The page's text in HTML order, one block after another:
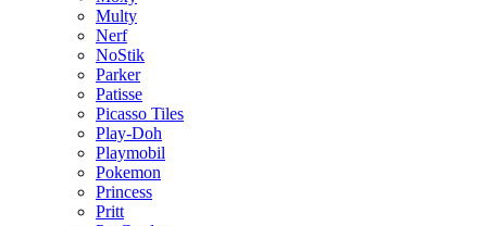
Multy
Nerf
NoStik
Parker
Patisse
Picasso Tiles
Play-Doh
Playmobil
Pokemon
Princess
Pritt